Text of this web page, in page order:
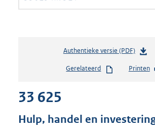
Authentieke versie (PDF)b
s
s
Gerelateerd Printen
33 625
Hulp, handel en